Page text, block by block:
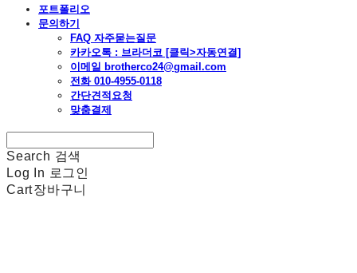
포트폴리오
문의하기
FAQ 자주묻는질문
카카오톡 : 브라더코 [클릭>자동연결]
이메일 brotherco24@gmail.com
전화 010-4955-0118
간단견적요청
맞춤결제
Search 검색
Log In 로그인
Cart장바구니